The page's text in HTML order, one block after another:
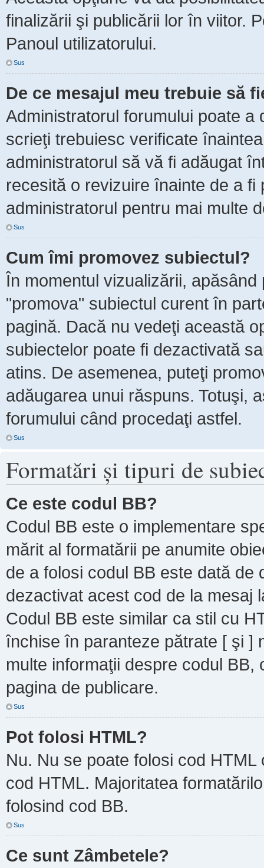
finalizării şi publicării lor în viitor.
Panoul utilizatorului.
Sus
De ce mesajul meu trebuie să
Administratorul forumului poate
scrieţi trebuiesc verificate
administratorul să vă fi adăugat
recesită o revizuire înainte de a
administratorul pentru mai multe
Sus
Cum îmi promovez subiectul?
În momentul vizualizării, apăsând
"promova" subiectul curent în
pagină. Dacă nu vedeţi această
subiectelor poate fi dezactivată
atins. De asemenea, puteţi
adăugarea unui răspuns. Totuşi,
forumului când procedaţi astfel.
Sus
Formatări şi tipuri de
Ce este codul BB?
Codul BB este o implementare
mărit al formatării pe anumite
de a folosi codul BB este dată de
dezactivat acest cod de la mesaj
Codul BB este similar ca stil cu
închise în paranteze pătrate [ şi ]
multe informaţii despre codul
pagina de publicare.
Sus
Pot folosi HTML?
Nu. Nu se poate folosi cod
cod HTML. Majoritatea
folosind cod BB.
Sus
Ce sunt Zâmbetele?